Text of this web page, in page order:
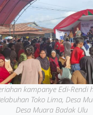
kampanye Edi-Rendi
Toko Lima, Desa
Desa Muara Badak Ulu